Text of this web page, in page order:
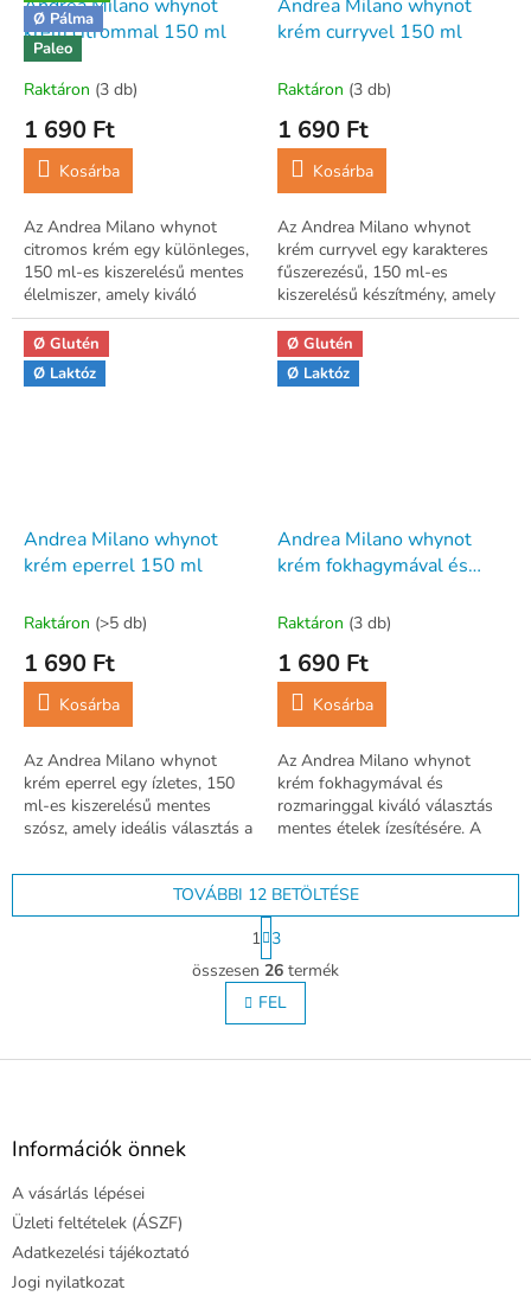
Ø Pálma
Paleo
Andrea Milano whynot
krém citrommal 150 ml
Raktáron (3 db)
1 690 Ft
Kosárba
Az Andrea Milano whynot
citromos krém egy különleges,
150 ml-es kiszerelésű mentes
élelmiszer, amely kiváló
választás a tudatos étrendet
követők számára.
Andrea Milano whynot
krém curryvel 150 ml
Raktáron (3 db)
1 690 Ft
Kosárba
Az Andrea Milano whynot
krém curryvel egy karakteres
fűszerezésű, 150 ml-es
kiszerelésű készítmény, amely
ideális választás mentes
étrendet követők számára.
Ø Glutén
Ø Laktóz
Andrea Milano whynot
krém eperrel 150 ml
Raktáron (>5 db)
1 690 Ft
Kosárba
Az Andrea Milano whynot
krém eperrel egy ízletes, 150
ml-es kiszerelésű mentes
szósz, amely ideális választás a
számára.
Ø Glutén
Ø Laktóz
Andrea Milano whynot
krém fokhagymával és
Raktáron (3 db)
1 690 Ft
Kosárba
Az Andrea Milano whynot
krém fokhagymával és
rozmaringgal kiváló választás
mentes ételek ízesítésére. A
különleges aromájával teszi
teljessé a...
L
i
s
t
TOVÁBBI 12 BETÖLTÉSE
L
a
p
o
z
á
1 3
összesen 26 termék
FEL
L
Információk önnek
A vásárlás lépései
Üzleti feltételek (ÁSZF)
Adatkezelési tájékoztató
Jogi nyilatkozat